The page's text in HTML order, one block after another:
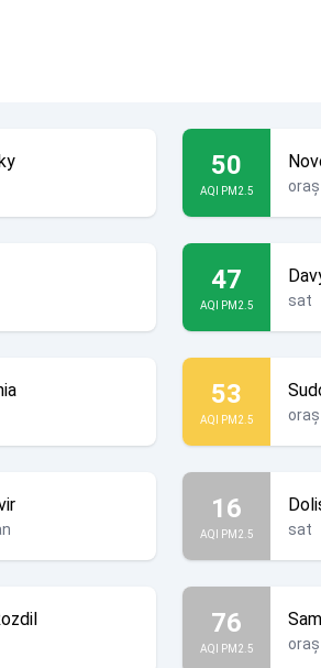
50
AQI PM2.5 oraș
47
AQI PM2.5 sat
53
AQI PM2.5 oraș
16
AQI PM2.5 sat
76
AQI PM2.5 oraș